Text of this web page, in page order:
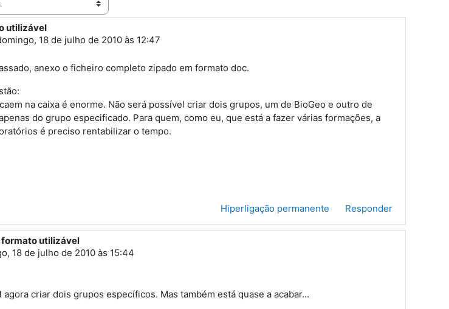
utilizável
18 de julho de 2010 às 12:47
anexo o ficheiro completo zipado em formato doc.
na caixa é enorme. Não será possível criar dois grupos, um de BioGeo e outro de
do grupo especificado. Para quem, como eu, que está a fazer várias formações, a
é preciso rentabilizar o tempo.
Hiperligação permanente Responder
Salvador'
formato utilizável
18 de julho de 2010 às 15:44
criar dois grupos específicos. Mas também está quase a acabar...